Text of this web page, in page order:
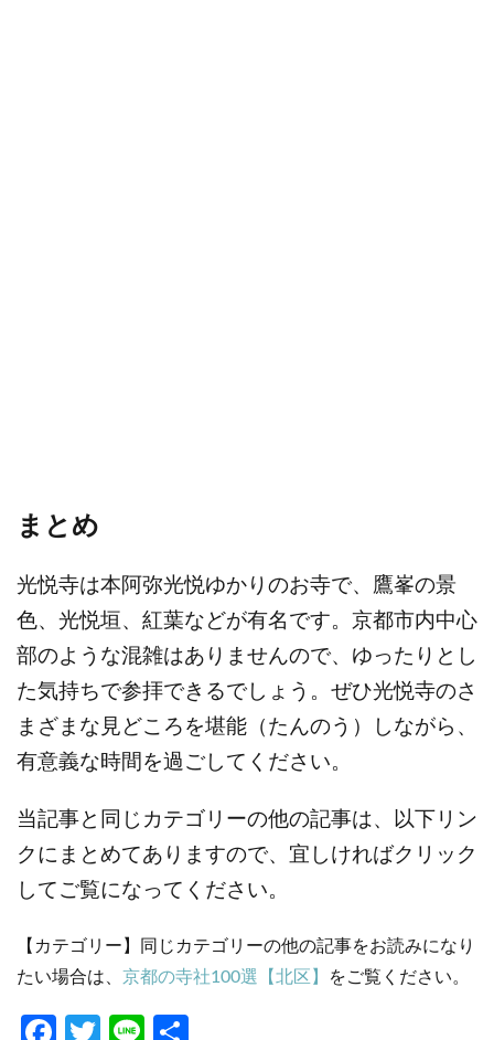
まとめ
光悦寺は本阿弥光悦ゆかりのお寺で、鷹峯の景
色、光悦垣、紅葉などが有名です。京都市内中心
部のような混雑はありませんので、ゆったりとし
た気持ちで参拝できるでしょう。ぜひ光悦寺のさ
まざまな見どころを堪能（たんのう）しながら、
有意義な時間を過ごしてください。
当記事と同じカテゴリーの他の記事は、以下リン
クにまとめてありますので、宜しければクリック
してご覧になってください。
【カテゴリー】同じカテゴリーの他の記事をお読みになり
たい場合は、 京都の寺社100選【北区】 をご覧ください。
Fa
T
Li